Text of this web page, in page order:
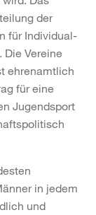
der
für Individual-
Die Vereine
ehrenamtlich
für eine
Jugendsport
in jedem
und